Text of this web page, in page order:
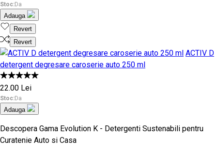
Stoc:Da
Adauga
Revert
Revert
ACTIV D
detergent degresare caroserie auto 250 ml
22.00 Lei
Stoc:Da
Adauga
Descopera Gama Evolution K - Detergenti Sustenabili pentru
Curatenie Auto si Casa